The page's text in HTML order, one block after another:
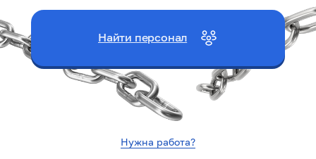
Нужна работа?
Найти персонал